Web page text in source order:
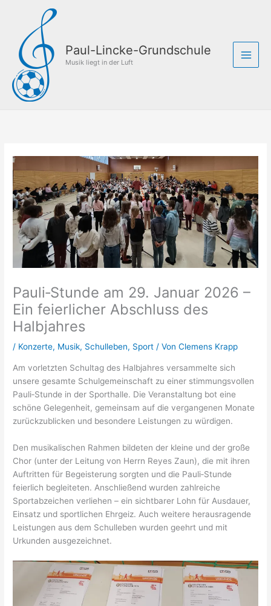
springen
Paul-Lincke-Grundschule
Musik liegt in der Luft
Pauli‑Stunde am 29. Januar 2026 –
Ein feierlicher Abschluss des
Halbjahres
/ Konzerte, Musik, Schulleben, Sport / VonClemens Krapp
Am vorletzten Schultag des Halbjahres versammelte sich
unsere gesamte Schulgemeinschaft zu einer stimmungsvollen
Pauli‑Stunde in der Sporthalle. Die Veranstaltung bot eine
schöne Gelegenheit, gemeinsam auf die vergangenen Monate
zurückzublicken und besondere Leistungen zu würdigen.
Den musikalischen Rahmen bildeten der kleine und der große
Chor (unter der Leitung von Herrn Reyes Zaun), die mit ihren
Auftritten für Begeisterung sorgten und die Pauli‑Stunde
feierlich begleiteten. Anschließend wurden zahlreiche
Sportabzeichen verliehen – ein sichtbarer Lohn für Ausdauer,
Einsatz und sportlichen Ehrgeiz. Auch weitere herausragende
Leistungen aus dem Schulleben wurden geehrt und mit
Urkunden ausgezeichnet.